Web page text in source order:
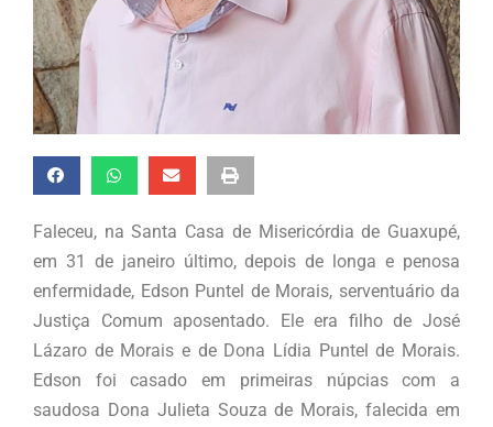
Faleceu, na Santa Casa de Misericórdia de Guaxupé,
em 31 de janeiro último, depois de longa e penosa
enfermidade, Edson Puntel de Morais, serventuário da
Justiça Comum aposentado. Ele era filho de José
Lázaro de Morais e de Dona Lídia Puntel de Morais.
Edson foi casado em primeiras núpcias com a
saudosa Dona Julieta Souza de Morais, falecida em